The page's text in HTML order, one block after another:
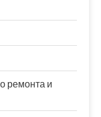
ремонта и